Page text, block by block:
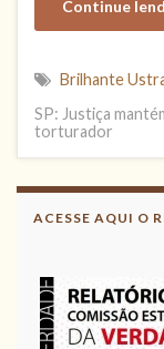
Continue
Brilhante
SP: Justiça
torturador
ACESSE AQUI O